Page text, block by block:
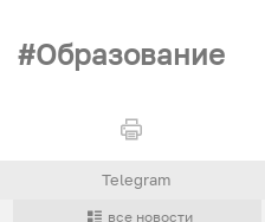
Образование